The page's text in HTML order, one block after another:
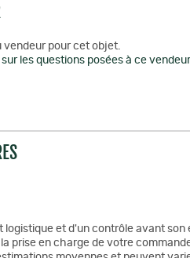
vendeur pour cet objet.
les questions posées à ce
et d'un contrôle avant
prise en charge de votre